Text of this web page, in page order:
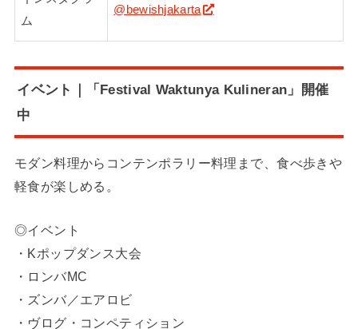
ム
@bewishjakarta
イベント｜「Festival Waktunya Kulineran」開催
中
モダン料理からコンテンポラリー料理まで、食べ歩きや
軽食が楽しめる。
◎イベント
・Kポップダンス大会
・ロンバMC
・ズンバ／エアロビ
・ヴログ・コンペティション